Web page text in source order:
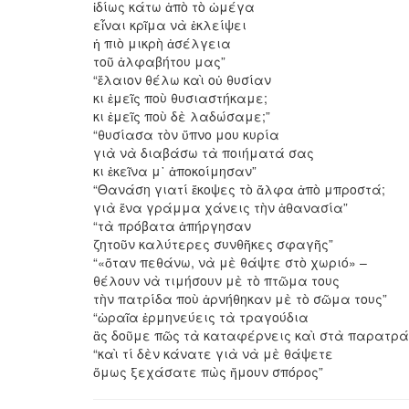
ἰδίως κάτω ἀπὸ τὸ ὠμέγα
εἶναι κρῖμα νὰ ἐκλείψει
ἡ πιὸ μικρὴ ἀσέλγεια
τοῦ ἀλφαβήτου μας”
“ἔλαιον θέλω καὶ οὐ θυσίαν
κι ἐμεῖς ποὺ θυσιαστήκαμε;
κι ἐμεῖς ποὺ δὲ λαδώσαμε;”
“θυσίασα τὸν ὕπνο μου κυρία
γιὰ νὰ διαβάσω τὰ ποιήματά σας
κι ἐκεῖνα μ᾿ ἀποκοίμησαν”
“Θανάση γιατί ἔκοψες τὸ ἄλφα ἀπὸ μπροστά;
γιὰ ἕνα γράμμα χάνεις τὴν ἀθανασία”
“τὰ πρόβατα ἀπήργησαν
ζητοῦν καλύτερες συνθῆκες σφαγῆς”
“«ὅταν πεθάνω, νὰ μὲ θάψτε στὸ χωριό» –
θέλουν νὰ τιμήσουν μὲ τὸ πτῶμα τους
τὴν πατρίδα ποὺ ἀρνήθηκαν μὲ τὸ σῶμα τους”
“ὡραῖα ἑρμηνεύεις τὰ τραγούδια
ἂς δοῦμε πῶς τὰ καταφέρνεις καὶ στὰ
“καὶ τί δὲν κάνατε γιὰ νὰ μὲ θάψετε
ὅμως ξεχάσατε πὼς ἤμουν σπόρος”